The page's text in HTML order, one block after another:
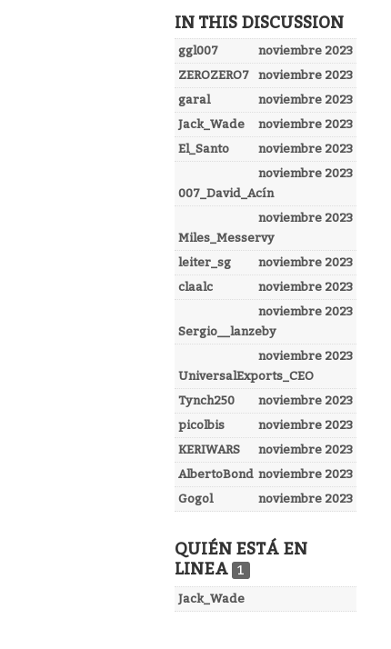
IN THIS DISCUSSION
noviembre 2023
ggl007
noviembre 2023
ZEROZERO7
noviembre 2023
garal
noviembre 2023
Jack_Wade
noviembre 2023
El_Santo
noviembre 2023
007_David_Acín
noviembre 2023
Miles_Messervy
noviembre 2023
leiter_sg
noviembre 2023
claalc
noviembre 2023
Sergio__lanzeby
noviembre 2023
UniversalExports_CEO
noviembre 2023
Tynch250
noviembre 2023
picolbis
noviembre 2023
KERIWARS
noviembre 2023
AlbertoBond
noviembre 2023
Gogol
QUIÉN ESTÁ EN
LINEA 1
Jack_Wade